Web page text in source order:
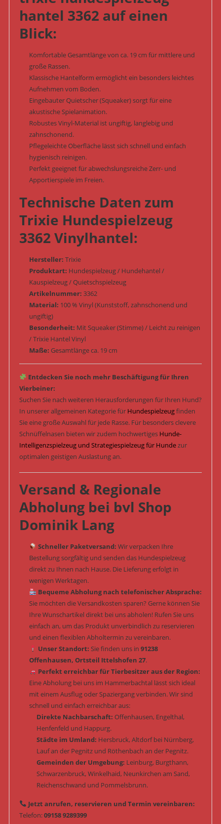
hantel 3362 auf einen
Blick:
Komfortable Gesamtlänge von ca. 19 cm für mittlere und
große Rassen.
Klassische Hantelform ermöglicht ein besonders leichtes
Aufnehmen vom Boden.
Eingebauter Quietscher (Squeaker) sorgt für eine
akustische Spielanimation.
Robustes Vinyl-Material ist ungiftig, langlebig und
zahnschonend.
Pflegeleichte Oberfläche lässt sich schnell und einfach
hygienisch reinigen.
Perfekt geeignet für abwechslungsreiche Zerr- und
Apportierspiele im Freien.
Technische Daten zum
Trixie Hundespielzeug
3362 Vinylhantel:
Hersteller: Trixie
Produktart: Hundespielzeug / Hundehantel /
Kauspielzeug / Quietschspielzeug
Artikelnummer: 3362
Material: 100 % Vinyl (Kunststoff, zahnschonend und
ungiftig)
Besonderheit: Mit Squeaker (Stimme) / Leicht zu reinigen
/ Trixie Hantel Vinyl
Maße: Gesamtlänge ca. 19 cm
Entdecken Sie noch mehr Beschäftigung für Ihren
Vierbeiner:
Suchen Sie nach weiteren Herausforderungen für Ihren Hund?
In unserer allgemeinen Kategorie für Hundespielzeugfinden
Sie eine große Auswahl für jede Rasse. Für besonders clevere
Schnüffelnasen bieten wir zudem hochwertiges Hunde-
Intelligenzspielzeug und Strategiespielzeug für Hundezur
optimalen geistigen Auslastung an.
Versand & Regionale
Abholung bei bvl Shop
Dominik Lang
Schneller Paketversand: Wir verpacken Ihre
Bestellung sorgfältig und senden das Hundespielzeug
direkt zu Ihnen nach Hause. Die Lieferung erfolgt in
wenigen Werktagen.
Bequeme Abholung nach telefonischer Absprache:
Sie möchten die Versandkosten sparen? Gerne können Sie
Ihre Wunschartikel direkt bei uns abholen! Rufen Sie uns
einfach an, um das Produkt unverbindlich zu reservieren
und einen flexiblen Abholtermin zu vereinbaren.
Unser Standort: Sie finden uns in 91238
Offenhausen, Ortsteil Ittelshofen 27.
Perfekt erreichbar für Tierbesitzer aus der Region:
Eine Abholung bei uns im Hammerbachtal lässt sich ideal
mit einem Ausflug oder Spaziergang verbinden. Wir sind
schnell und einfach erreichbar aus:
Direkte Nachbarschaft: Offenhausen, Engelthal,
Henfenfeld und Happurg.
Städte im Umland: Hersbruck, Altdorf bei Nürnberg,
Lauf an der Pegnitz und Röthenbach an der Pegnitz.
Gemeinden der Umgebung: Leinburg, Burgthann,
Schwarzenbruck, Winkelhaid, Neunkirchen am Sand,
Reichenschwand und Pommelsbrunn.
Jetzt anrufen, reservieren und Termin vereinbaren:
Telefon:09158 9289399